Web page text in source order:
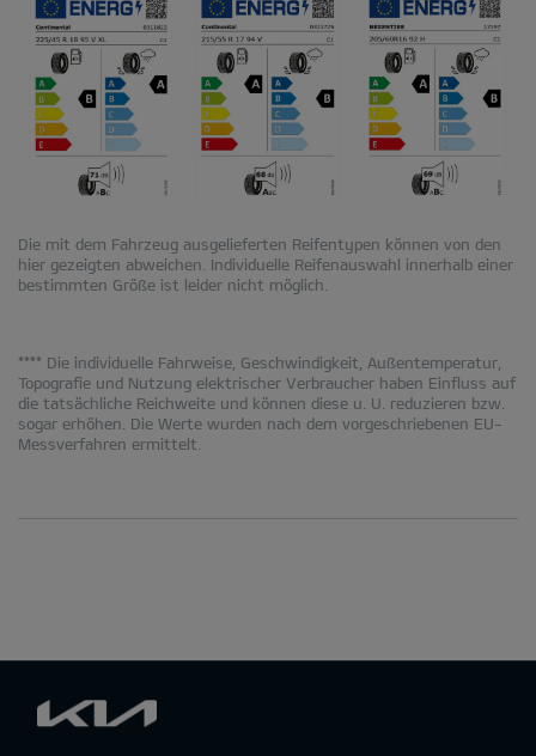
Die mit dem Fahrzeug ausgelieferten Reifentypen können von den
hier gezeigten abweichen. Individuelle Reifenauswahl innerhalb einer
bestimmten Größe ist leider nicht möglich.
**** Die individuelle Fahrweise, Geschwindigkeit, Außentemperatur,
Topografie und Nutzung elektrischer Verbraucher haben Einfluss auf
die tatsächliche Reichweite und können diese u. U. reduzieren bzw.
sogar erhöhen. Die Werte wurden nach dem vorgeschriebenen EU-
Messverfahren ermittelt.